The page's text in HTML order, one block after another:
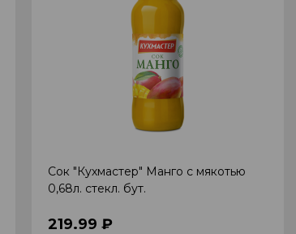
Сок "Кухмастер" Манго с мякотью
0,68л. стекл. бут.
219.99 ₽